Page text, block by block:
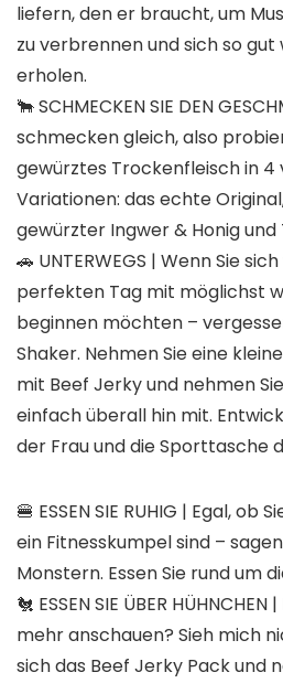
liefern, den er braucht, um
zu verbrennen und sich so gut
erholen.
🐂SCHMECKEN SIE DEN
schmecken gleich, also
gewürztes Trockenfleisch in 4
Variationen: das echte
gewürzter Ingwer & Honig und
🚗 UNTERWEGS | Wenn Sie
perfekten Tag mit möglichst
beginnen möchten –
Shaker. Nehmen Sie eine
mit Beef Jerky und nehmen
einfach überall hin mit.
der Frau und die Sporttasche
🍔 ESSEN SIE RUHIG | Egal,
ein Fitnesskumpel sind –
Monstern. Essen Sie rund um
🐔 ESSEN SIE ÜBER
mehr anschauen? Sieh mich
sich das Beef Jerky Pack und